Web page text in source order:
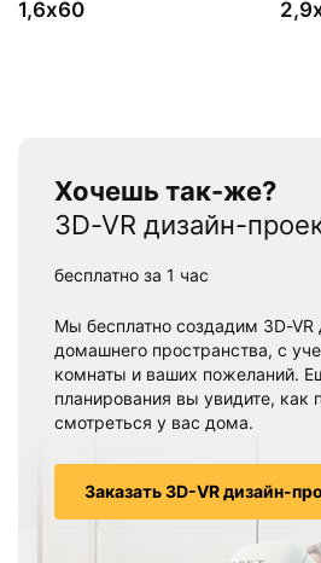
1,6х60
Хочешь так-же?
3D-VR дизайн-
бесплатно за 1 час
Мы бесплатно создадим 3D-VR
домашнего пространства, с
комнаты и ваших пожеланий.
планирования вы увидите, как
смотреться у вас дома.
Заказать 3D-VR дизайн-